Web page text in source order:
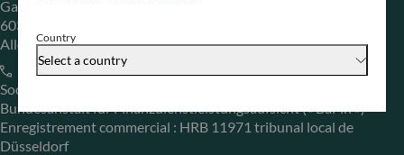
Country
Select a country
Gallusanlage 8
60329 Frankfurt am Main
Allemagne
+49 (0) 69 920 50 0
Société de Gestion de Portefeuille agréée par la
Bundesanstalt für Finanzdienstleistungsaufsicht (« BaFin »)
Enregistrement commercial : HRB 11971 tribunal local de
Düsseldorf